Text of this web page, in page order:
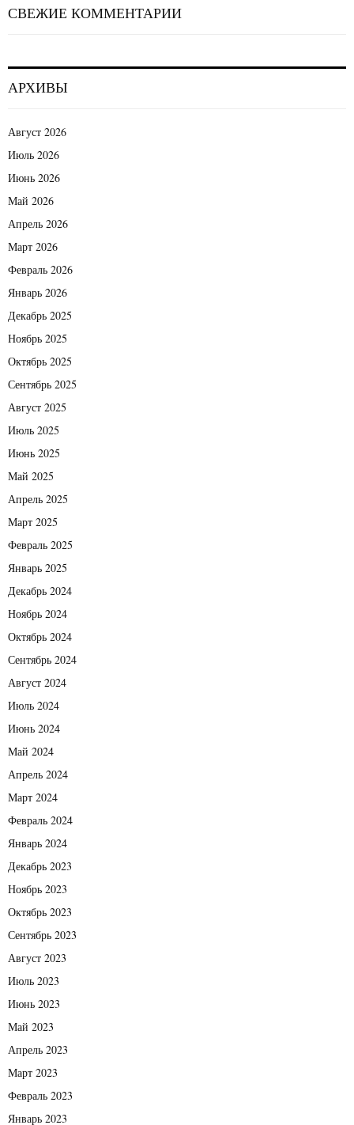
СВЕЖИЕ КОММЕНТАРИИ
АРХИВЫ
Август 2026
Июль 2026
Июнь 2026
Май 2026
Апрель 2026
Март 2026
Февраль 2026
Январь 2026
Декабрь 2025
Ноябрь 2025
Октябрь 2025
Сентябрь 2025
Август 2025
Июль 2025
Июнь 2025
Май 2025
Апрель 2025
Март 2025
Февраль 2025
Январь 2025
Декабрь 2024
Ноябрь 2024
Октябрь 2024
Сентябрь 2024
Август 2024
Июль 2024
Июнь 2024
Май 2024
Апрель 2024
Март 2024
Февраль 2024
Январь 2024
Декабрь 2023
Ноябрь 2023
Октябрь 2023
Сентябрь 2023
Август 2023
Июль 2023
Июнь 2023
Май 2023
Апрель 2023
Март 2023
Февраль 2023
Январь 2023